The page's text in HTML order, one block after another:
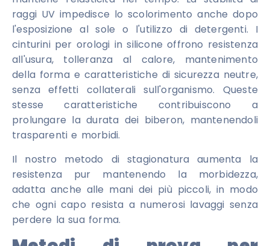
raggi UV impedisce lo scolorimento anche dopo
l'esposizione al sole o l'utilizzo di detergenti. I
cinturini per orologi in silicone offrono resistenza
all'usura, tolleranza al calore, mantenimento
della forma e caratteristiche di sicurezza neutre,
senza effetti collaterali sull'organismo. Queste
stesse caratteristiche contribuiscono a
prolungare la durata dei biberon, mantenendoli
trasparenti e morbidi.
Il nostro metodo di stagionatura aumenta la
resistenza pur mantenendo la morbidezza,
adatta anche alle mani dei più piccoli, in modo
che ogni capo resista a numerosi lavaggi senza
perdere la sua forma.